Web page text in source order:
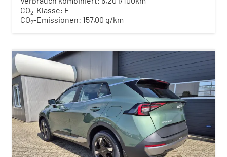
CO2-Klasse: F
CO2-Emissionen: 157,00 g/km